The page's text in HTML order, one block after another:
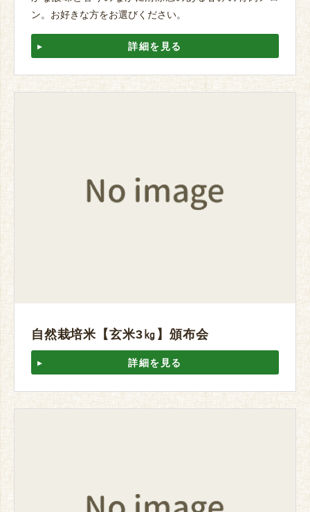
ン。お好きな方をお選びください。
詳細を見る
自然栽培米【玄米3㎏】頒布会
詳細を見る